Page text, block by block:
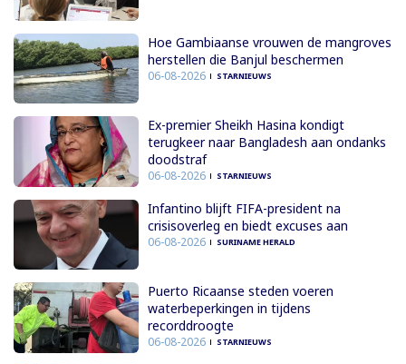
Hoe Gambiaanse vrouwen de mangroves
herstellen die Banjul beschermen
06-08-2026 STARNIEUWS
Ex-premier Sheikh Hasina kondigt
terugkeer naar Bangladesh aan ondanks
doodstraf
06-08-2026 STARNIEUWS
Infantino blijft FIFA-president na
crisisoverleg en biedt excuses aan
06-08-2026 SURINAME HERALD
Puerto Ricaanse steden voeren
waterbeperkingen in tijdens
recorddroogte
06-08-2026 STARNIEUWS